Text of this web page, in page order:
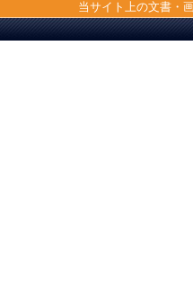
当サイト上の文書・